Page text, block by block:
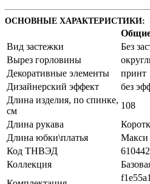
ОСНОВНЫЕ ХАРАКТЕРИСТИКИ:
Вид застежки
Без
Вырез горловины
Декоративные элементы
принт
Дизайнерский эффект
без
Длина изделия, по спинке,
см
108
Длина рукава
Длина юбки\платья
Макси
Код ТНВЭД
Коллекция